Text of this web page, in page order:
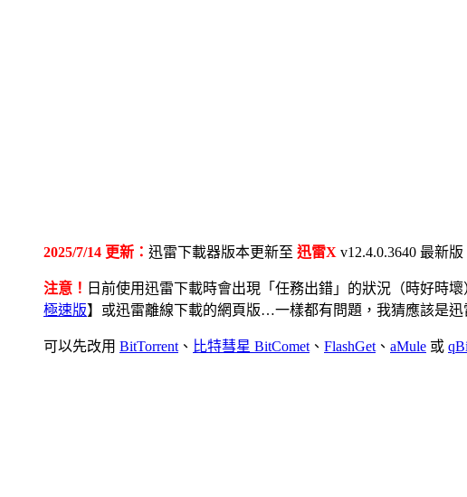
2025/7/14 更新： 迅雷下載器版本更新至 迅雷X v12.4.0.3640 最新版
注意！ 日前使用迅雷下載時會出現「任務出錯」的狀況（時好時
極速版】或迅雷離線下載的網頁版…一樣都有問題，我猜應該是迅
可以先改用 BitTorrent 、 比特彗星 BitComet 、 FlashGet 、 aMule 或